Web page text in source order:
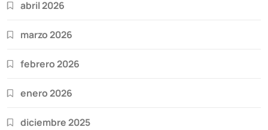
abril 2026
marzo 2026
febrero 2026
enero 2026
diciembre 2025